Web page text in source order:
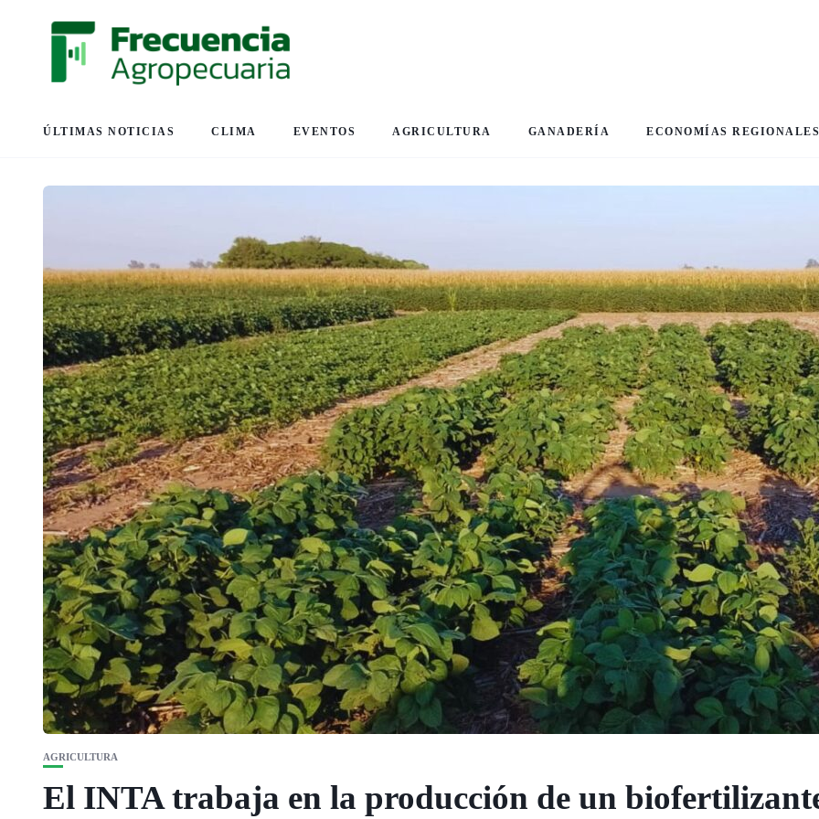
ÚLTIMAS NOTICIAS CLIMA EVENTOS AGRICULTURA GANADERÍA ECONOMÍAS REGIONALES
AGRICULTURA
El INTA trabaja en la producción de un